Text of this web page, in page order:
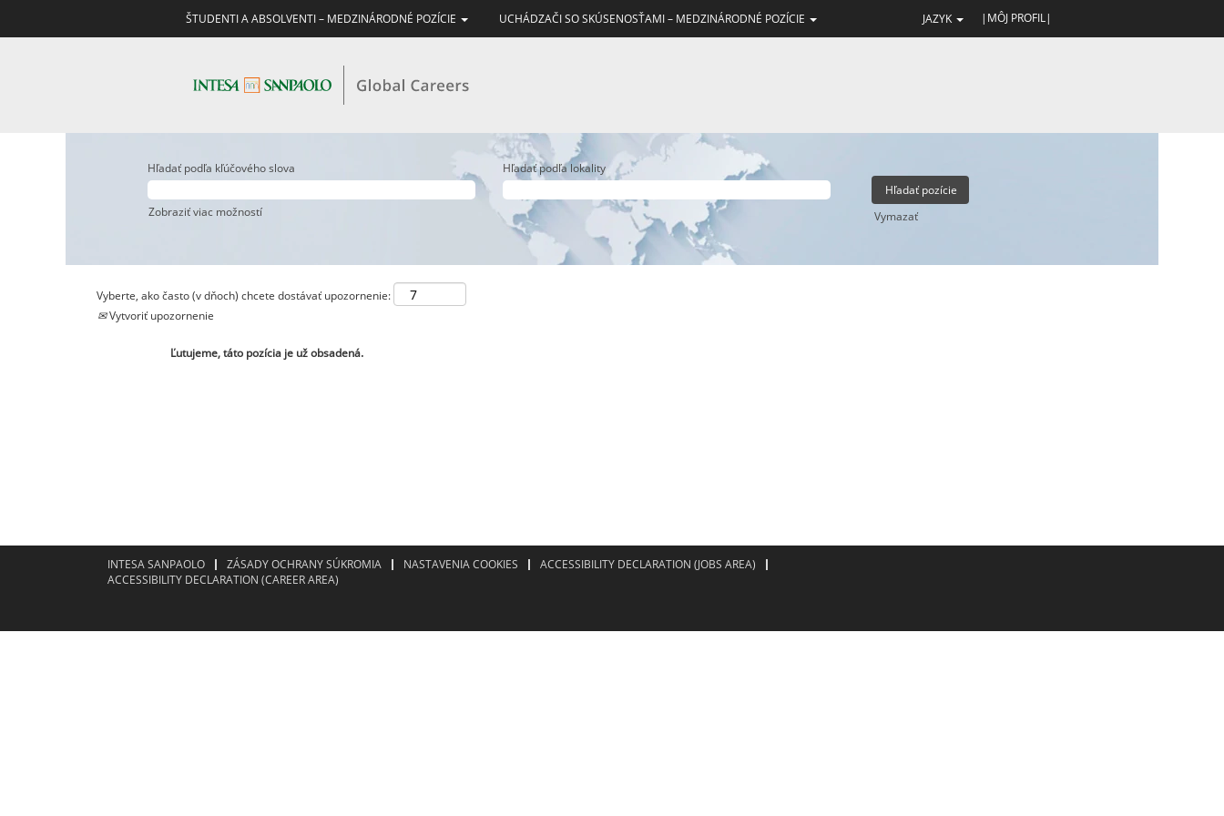
ŠTUDENTI A ABSOLVENTI – MEDZINÁRODNÉ POZÍCIE UCHÁDZAČI SO SKÚSENOSŤAMI – MEDZINÁRODNÉ POZÍCIE JAZYK |MÔJ PROFIL|
Hľadať podľa kľúčového slova Hľadať podľa lokality
Zobraziť viac možností Vymazať
Vyberte, ako často (v dňoch) chcete dostávať upozornenie:
Vytvoriť upozornenie
Ľutujeme, táto pozícia je už obsadená.
INTESA SANPAOLO ZÁSADY OCHRANY SÚKROMIA NASTAVENIA COOKIES
ACCESSIBILITY DECLARATION (JOBS AREA)
ACCESSIBILITY DECLARATION (CAREER AREA)